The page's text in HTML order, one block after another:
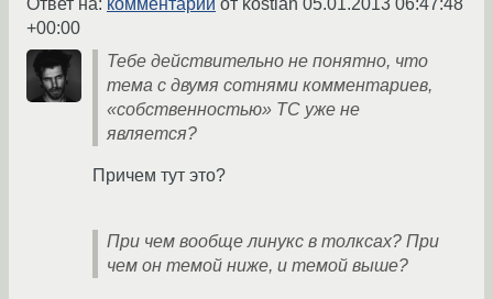
Ответ на: комментарий от kostian 05.01.2013 06:47:48
+00:00
Тебе действительно не понятно, что
тема с двумя сотнями комментариев,
«собственностью» ТС уже не
является?
Причем тут это?
При чем вообще линукс в толксах? При
чем он темой ниже, и темой выше?